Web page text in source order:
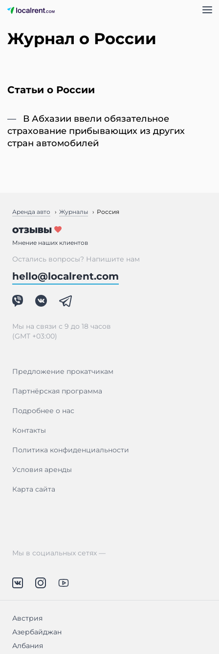
Журнал о России
Статьи о России
В Абхазии ввели обязательное
страхование прибывающих из других
стран автомобилей
Аренда авто Журналы Россия
ОТЗЫВЫ
Мнение наших клиентов
Предложение прокатчикам
Партнёрская программа
Подробнее о нас
Контакты
Политика конфиденциальности
Условия аренды
Карта сайта
Мы в социальных сетях —
Остались вопросы? Напишите нам
hello@localrent.com
Мы на связи с 9 до 18 часов
(GMT +03:00)
Австрия
Азербайджан
Албания